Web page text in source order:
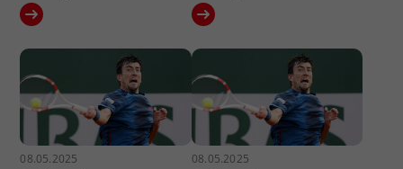
08.05.2025 08.05.2025